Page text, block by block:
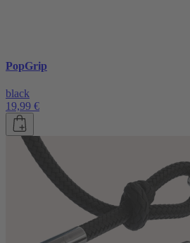
PopGrip
black
19,99 €